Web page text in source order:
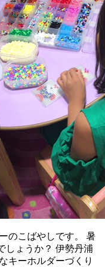
のこばやしです。 暑
しょうか？ 伊勢丹浦
キーホルダーづくり